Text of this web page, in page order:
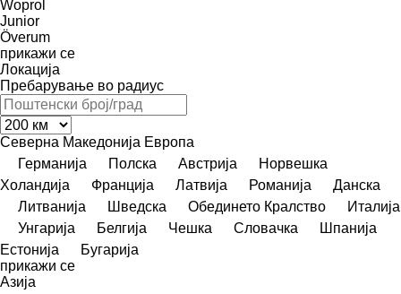
Woprol
Junior
Överum
прикажи се
Локација
Пребарување во радиус
Северна Македонија Европа
Германија
Полска Австрија
Норвешка
Холандија
Франција Латвија Романија
Данска
Литванија
Шведска Обединето Кралство
Италија
Унгарија
Белгија Чешка Словачка
Шпанија
Естонија
Бугарија
прикажи се
Азија